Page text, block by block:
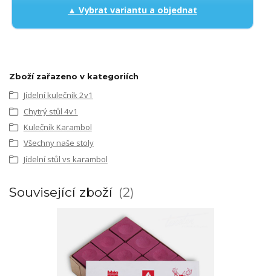
▲ Vybrat variantu a objednat
Zboží zařazeno v kategoriích
Jídelní kulečník 2v1
Chytrý stůl 4v1
Kulečník Karambol
Všechny naše stoly
Jídelní stůl vs karambol
Související zboží 2